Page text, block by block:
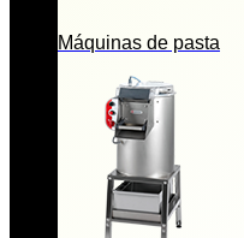
Máquinas de pasta